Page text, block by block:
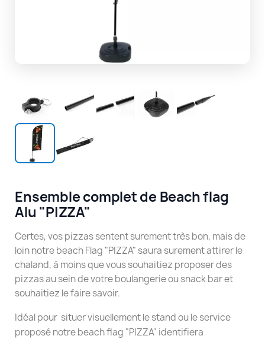
Ensemble complet de Beach flag
Alu "PIZZA"
Certes, vos pizzas sentent surement très bon, mais de
loin notre beach Flag "PIZZA" saura surement attirer le
chaland, à moins que vous souhaitiez proposer des
pizzas au sein de votre boulangerie ou snack bar et
souhaitiez le faire savoir.
Idéal pour situer visuellement le stand ou le service
proposé notre beach flag "PIZZA" identifiera